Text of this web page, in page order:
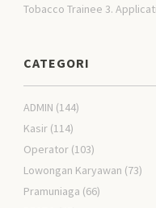
Tobacco Trainee 3.
CATEGORI
ADMIN (144)
Kasir (114)
Operator (103)
Lowongan Karyawan (73)
Pramuniaga (66)